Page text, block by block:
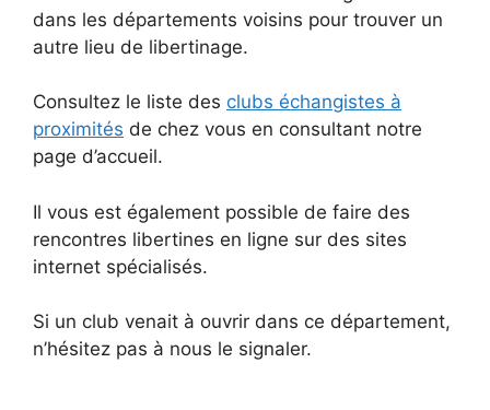
dans les départements voisins pour trouver un
autre lieu de libertinage.
Consultez le liste des clubs échangistes à
proximités de chez vous en consultant notre
page d’accueil.
Il vous est également possible de faire des
rencontres libertines en ligne sur des sites
internet spécialisés.
Si un club venait à ouvrir dans ce département,
n’hésitez pas à nous le signaler.